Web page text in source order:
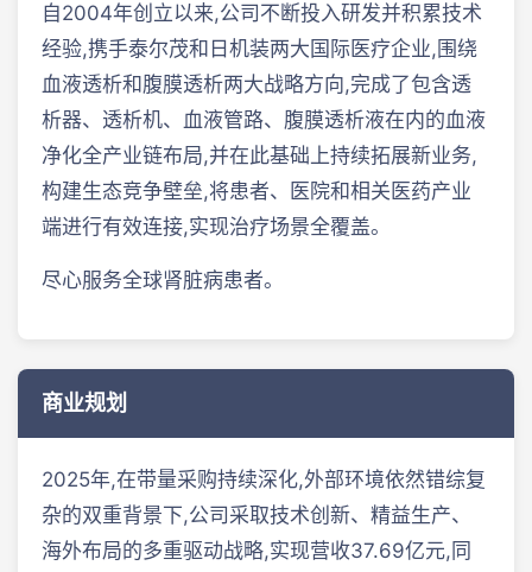
自2004年创立以来,公司不断投入研发并积累技术
经验,携手泰尔茂和日机装两大国际医疗企业,围绕
血液透析和腹膜透析两大战略方向,完成了包含透
析器、透析机、血液管路、腹膜透析液在内的血液
净化全产业链布局,并在此基础上持续拓展新业务,
构建生态竞争壁垒,将患者、医院和相关医药产业
端进行有效连接,实现治疗场景全覆盖。
尽心服务全球肾脏病患者。
商业规划
2025年,在带量采购持续深化,外部环境依然错综复
杂的双重背景下,公司采取技术创新、精益生产、
海外布局的多重驱动战略,实现营收37.69亿元,同